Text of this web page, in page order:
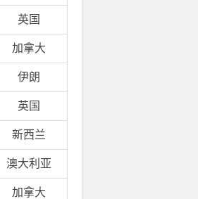
英国
加拿大
伊朗
英国
新西兰
澳大利亚
加拿大